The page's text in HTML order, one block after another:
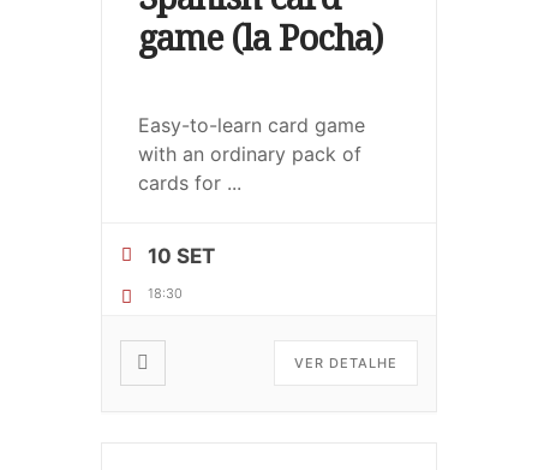
game (la Pocha)
Easy-to-learn card game
with an ordinary pack of
cards for ...
10 SET
18:30
VER DETALHE